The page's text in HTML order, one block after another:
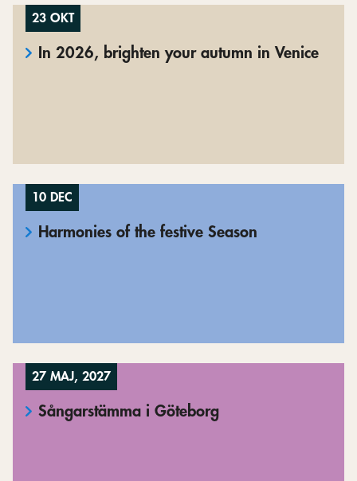
23 OKT
In 2026, brighten your autumn in Venice
10 DEC
Harmonies of the festive Season
27 MAJ, 2027
Sångarstämma i Göteborg